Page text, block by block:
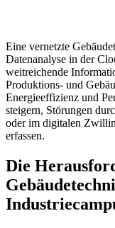
Eine vernetzte
Datenanalyse in der
weitreichende
Produktions- und
Energieeffizienz und
steigern, Störungen
oder im digitalen
erfassen.
Die